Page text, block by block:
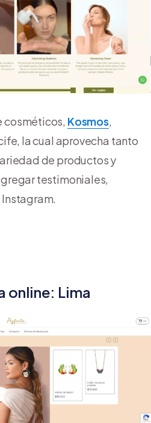
cosméticos, Kosmos,
la cual aprovecha tanto
de productos y
testimoniales,
online: Lima